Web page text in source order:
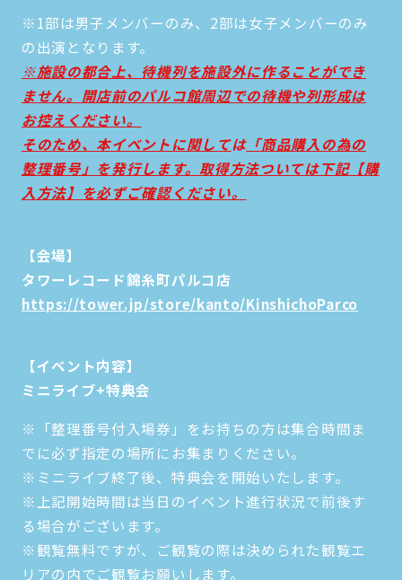
※1部は男子メンバーのみ、2部は女子メンバーのみ
の出演となります。
※施設の都合上、待機列を施設外に作ることができ
ません。開店前のパルコ館周辺での待機や列形成は
お控えください。
そのため、本イベントに関しては「商品購入の為の
整理番号」を発行します。取得方法ついては下記【購
入方法】を必ずご確認ください。
【会場】
タワーレコード錦糸町パルコ店
https://tower.jp/store/kanto/KinshichoParco
【イベント内容】
ミニライブ+特典会
※「整理番号付入場券」をお持ちの方は集合時間ま
でに必ず指定の場所にお集まりください。
※ミニライブ終了後、特典会を開始いたします。
※上記開始時間は当日のイベント進行状況で前後す
る場合がございます。
※観覧無料ですが、ご観覧の際は決められた観覧エ
リアの内でご観覧お願いします。